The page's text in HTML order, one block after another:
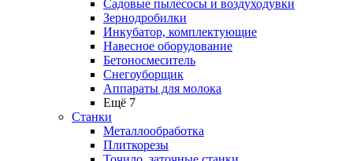
Садовые пылесосы и воздуходувки
Зернодробилки
Инкубатор, комплектующие
Навесное оборудование
Бетоносмеситель
Снегоуборщик
Аппараты для молока
Ещё 7
Станки
Металлообработка
Плиткорезы